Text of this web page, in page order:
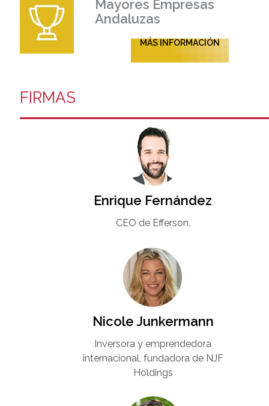
Mayores Empresas
Andaluzas
MÁS INFORMACIÓN
FIRMAS
Enrique Fernández
CEO de Efferson.
Nicole Junkermann​
Inversora y emprendedora
internacional, fundadora de NJF
Holdings